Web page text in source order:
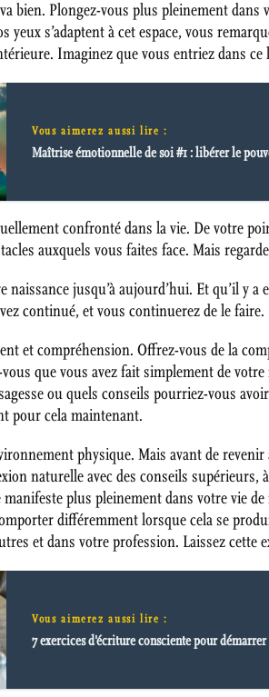
bien. Plongez-vous plus pleinement
s’adaptent à cet espace, vous
Imaginez que vous entriez dans
Vous aimerez aussi lire :
Maîtrise émotionnelle de soi #1 : libérer le
confronté dans la vie. De votre
auxquels vous faites face. Mais
jusqu’à aujourd’hui. Et qu’il y
continué, et vous continuerez de le faire.
et compréhension. Offrez-vous de la
que vous avez fait simplement de
ou quels conseils pourriez-vous
pour cela maintenant.
physique. Mais avant de
naturelle avec des conseils
plus pleinement dans votre vie
différemment lorsque cela se
et dans votre profession. Laissez cette
Vous aimerez aussi lire :
7 exercices d'écriture consciente pour